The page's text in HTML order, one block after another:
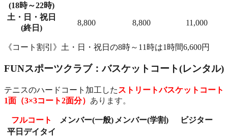
(18時～22時)
土・日・祝日
(終日)
8,800 8,800 11,000
《コート割引》土・日・祝日の8時～11時は1時間6,600円
FUNスポーツクラブ：バスケットコート(レンタル)
テニスのハードコート加工した ストリートバスケットコート
1面（3×3コート2面分） あります。
フルコート メンバー(一般) メンバー(学割)
ビジター
平日デイタイ